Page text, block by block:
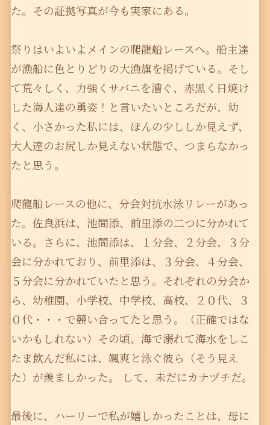
た。その証拠写真が今も実家にある。
祭りはいよいよメインの爬龍船レースへ。船主達
が漁船に色とりどりの大漁旗を掲げている。そし
て荒々しく、力強くサバニを漕ぐ、赤黒く日焼け
した海人達の勇姿！と言いたいところだが、幼
く、小さかった私には、ほんの少ししか見えず、
大人達のお尻しか見えない状態で、つまらなかっ
たと思う。
爬龍船レースの他に、分会対抗水泳リレーがあっ
た。佐良浜は、池間添、前里添の二つに分かれて
いる。さらに、池間添は、１分会、２分会、３分
会に分かれており、前里添は、３分会、４分会、
５分会に分かれていたと思う。それぞれの分会か
ら、幼稚園、小学校、中学校、高校、２０代、３
０代・・・で競い合ってたと思う。（正確ではな
いかもしれない）その頃、海で溺れて海水をしこ
たま飲んだ私には、颯爽と泳ぐ彼ら（そう見え
た）が羨ましかった。 して、未だにカナヅチだ。
最後に、ハーリーで私が嬉しかったことは、母に